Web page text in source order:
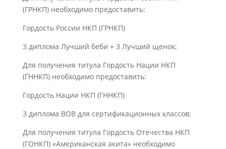
(ГРНКП) необходимо предоставить:
Гордость России НКП (ГРНКП)
3 диплома Лучший беби + 3 Лучший щенок;
Для получения титула Гордость Нации НКП
(ГННКП) необходимо предоставить:
Гордость Нации НКП (ГННКП)
3 диплома ВОВ для сертификационных классов;
Для получения титула Гордость Отечества НКП
(ГОНКП) «Американская акита» необходимо